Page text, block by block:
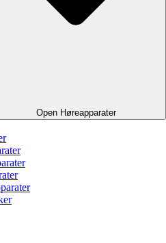
Open Høreapparater